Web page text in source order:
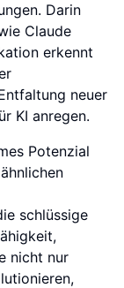
Darin
Claude
erkennt
neuer
KI anregen.
Potenzial
schlüssige
nicht nur